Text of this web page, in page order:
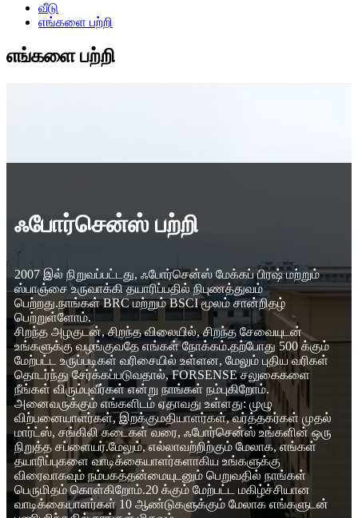
வீடு
எங்களை பற்றி
எங்களை பற்றி
ஃபோர்சென்ஸ் பற்றி
2007 இல் நிறுவப்பட்டது, ஃபோர்சென்ஸ் மேக்கப் பிரஷ் மற்றும்
ஸ்பாஞ்சை உருவாக்கி தயாரிப்பதில் நிபுணத்துவம்
பெற்றது.நாங்கள் BRC மற்றும் BSCI மூலம் சான்றிதழ்
பெற்றுள்ளோம்.
சிறந்த அழகுடன், சிறந்த விலையில், சிறந்த சேவையுடன்
உங்களுக்கு வழங்குவதே எங்கள் நோக்கம்.தற்போது 500 க்கும்
மேற்பட்ட உருப்படிகள் வரிசையில் உள்ளன, மேலும் புதிய வரிகள்
தொடர்ந்து சேர்க்கப்படுவதால், FORSENSE சலுகைகளை
நீங்கள் விரும்புவீர்கள் என்று நாங்கள் நம்புகிறோம்.
அனைவருக்கும் எங்களிடம் ஏதாவது உள்ளது: முழு
விற்பனையாளர்கள், இறக்குமதியாளர்கள், வர்த்தகர்கள் முதல்
மார்ட்ஸ், சங்கிலி கடைகள் வரை, ஃபோர்சென்ஸ் உங்களின் ஒரு
நிறுத்த சப்ளையர்.மேலும், எல்லாவற்றிற்கும் மேலாக, எங்கள்
தயாரிப்புகளை வாடிக்கையாளர்களாகிய உங்களுக்கு
விரைவாகவும் நம்பகத்தன்மையுடனும் பெறுவதில் நாங்கள்
பெருமிதம் கொள்கிறோம்.20 க்கும் மேற்பட்ட மகிழ்ச்சியான
வாடிக்கையாளர்கள் 10 ஆண்டுகளுக்கும் மேலாக எங்களுடன்